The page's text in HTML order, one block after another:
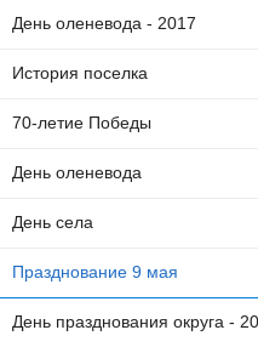
День оленевода - 2017
История поселка
70-летие Победы
День оленевода
День села
Празднование 9 мая
День празднования округа -